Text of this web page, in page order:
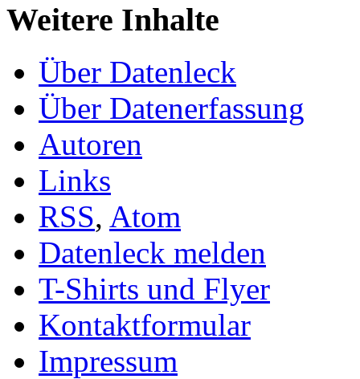
Weitere Inhalte
Über Datenleck
Über Datenerfassung
Autoren
Links
RSS, Atom
Datenleck melden
T-Shirts und Flyer
Kontaktformular
Impressum